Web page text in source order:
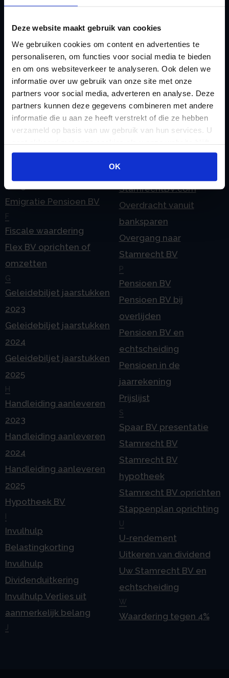
Deze website maakt gebruik van cookies
We gebruiken cookies om content en advertenties te
personaliseren, om functies voor social media te bieden
en om ons websiteverkeer te analyseren. Ook delen we
informatie over uw gebruik van onze site met onze
partners voor social media, adverteren en analyse. Deze
partners kunnen deze gegevens combineren met andere
informatie die u aan ze heeft verstrekt of die ze hebben
verzameld op basis van uw gebruik van hun services. U
gaat akkoord met onze cookies als u onze website blijft
gebruiken.
OK
Checklist IB 2023 (PDF)
Checklist IB 2023 (Word)
Checklist IB 2024 (PDF)
Checklist IB 2024 (Word)
Checklist IB 2025 (PDF)
Checklist IB 2025 (Word)
Contact
eHerkenning voor uw
Emigratie
Emigratie Pensioen BV
F
Fiscale waardering
Flex BV oprichten of
omzetten
G
Geleidebiljet jaarstukken
2023
Geleidebiljet jaarstukken
2024
Geleidebiljet jaarstukken
2025
H
Handleiding aanleveren
2023
Handleiding aanleveren
2024
Handleiding aanleveren
2025
Hypotheek BV
Invulhulp
Belastingkorting
Invulhulp
Dividenduitkering
Invulhulp Verlies uit
aanmerkelijk belang
M
Mogelijkheden
Stamrecht BV
ODV BV
Ontbinden Stamrecht
BV
Stamrecht BV
Oprichten BV door
StamrechtBV.com
Overdracht vanuit
banksparen
Overgang naar
Stamrecht BV
P
Pensioen BV
Pensioen BV bij
overlijden
Pensioen BV en
echtscheiding
Pensioen in de
jaarrekening
Prijslijst
S
Spaar BV presentatie
Stamrecht BV
Stamrecht BV
hypotheek
Stamrecht BV oprichten
Stappenplan oprichting
U
U-rendement
Uitkeren van dividend
Uw Stamrecht BV en
echtscheiding
W
Waardering tegen 4%